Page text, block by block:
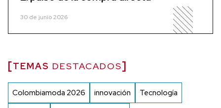
30 de junio 2026
TEMAS DESTACADOS
Colombiamoda 2026 innovación Tecnología